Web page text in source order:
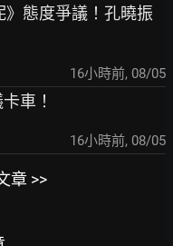
》態度爭議！孔曉振
16小時前, 08/05
車！
16小時前, 08/05
章 >>